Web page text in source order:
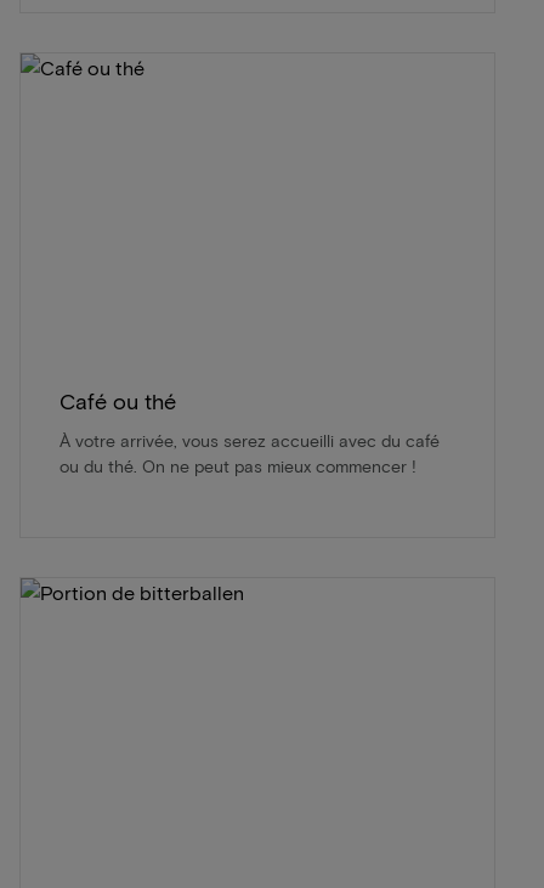
Café ou thé
À votre arrivée, vous serez accueilli avec du café
ou du thé. On ne peut pas mieux commencer !